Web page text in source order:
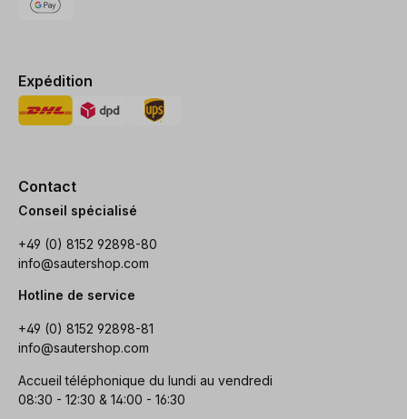
Expédition
Contact
Conseil spécialisé
+49 (0) 8152 92898-80
info@sautershop.com
Hotline de service
+49 (0) 8152 92898-81
info@sautershop.com
Accueil téléphonique du lundi au vendredi
08:30 - 12:30 & 14:00 - 16:30